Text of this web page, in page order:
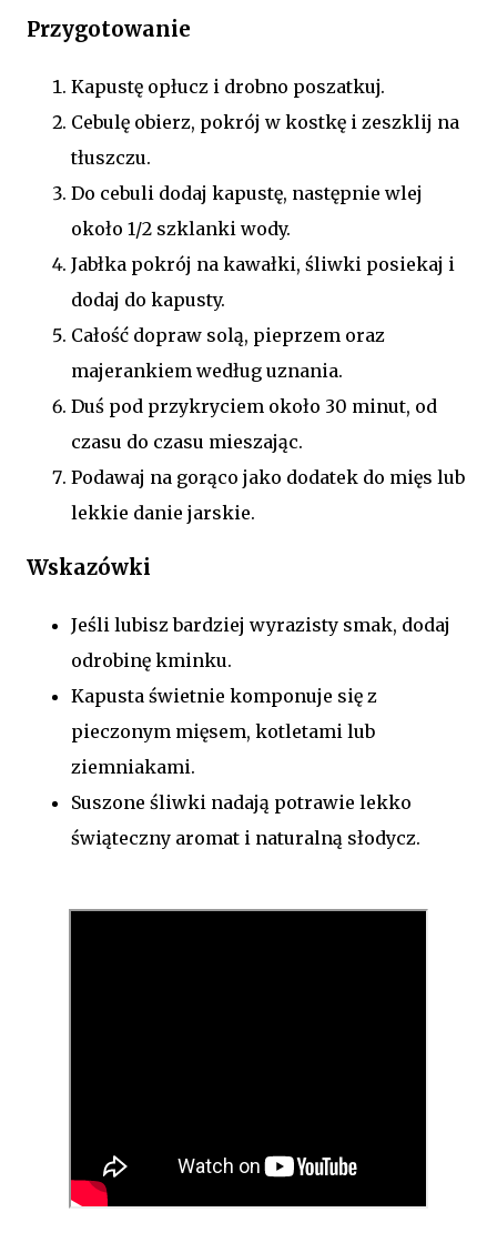
Przygotowanie
Kapustę opłucz i drobno poszatkuj.
Cebulę obierz, pokrój w kostkę i zeszklij na
tłuszczu.
Do cebuli dodaj kapustę, następnie wlej
około 1/2 szklanki wody.
Jabłka pokrój na kawałki, śliwki posiekaj i
dodaj do kapusty.
Całość dopraw solą, pieprzem oraz
majerankiem według uznania.
Duś pod przykryciem około 30 minut, od
czasu do czasu mieszając.
Podawaj na gorąco jako dodatek do mięs lub
lekkie danie jarskie.
Wskazówki
Jeśli lubisz bardziej wyrazisty smak, dodaj
odrobinę kminku.
Kapusta świetnie komponuje się z
pieczonym mięsem, kotletami lub
ziemniakami.
Suszone śliwki nadają potrawie lekko
świąteczny aromat i naturalną słodycz.